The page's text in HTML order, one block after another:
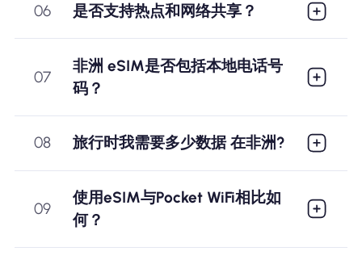
06 是否支持热点和网络共享？
07
非洲 eSIM是否包括本地电话号
码？
08 旅行时我需要多少数据 在非洲?
09
使用eSIM与Pocket WiFi相比如
何？